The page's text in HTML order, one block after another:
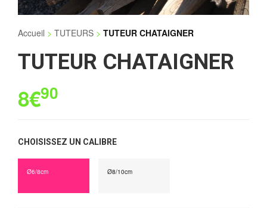
Accueil > TUTEURS > TUTEUR CHATAIGNER
TUTEUR CHATAIGNER
8€90
CHOISISSEZ UN CALIBRE
Ø6/8cm Ø8/10cm